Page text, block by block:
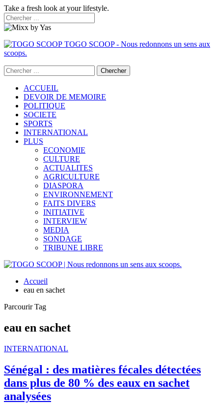
Take a fresh look at your lifestyle.
TOGO SCOOP - Nous redonnons un sens aux
scoops.
ACCUEIL
DEVOIR DE MEMOIRE
POLITIQUE
SOCIETE
SPORTS
INTERNATIONAL
PLUS
ECONOMIE
CULTURE
ACTUALITES
AGRICULTURE
DIASPORA
ENVIRONNEMENT
FAITS DIVERS
INITIATIVE
INTERVIEW
MEDIA
SONDAGE
TRIBUNE LIBRE
Accueil
eau en sachet
Parcourir Tag
eau en sachet
INTERNATIONAL
Sénégal : des matières fécales détectées
dans plus de 80 % des eaux en sachet
analysées